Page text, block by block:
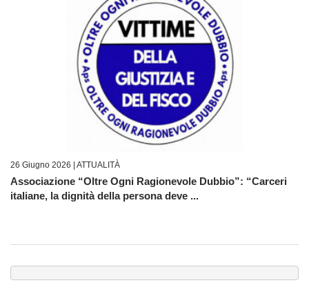
26 Giugno 2026 | ATTUALITÀ
Associazione “Oltre Ogni Ragionevole Dubbio”: “Carceri
italiane, la dignità della persona deve ...